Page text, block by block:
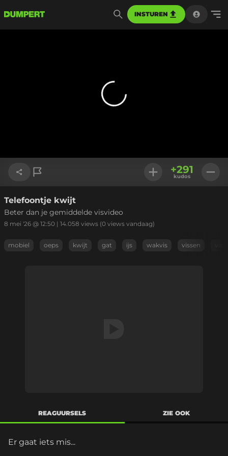
INSTUREN
Link kopiëren
+291
kudos
Telefoontje kwijt
Beter dan je gemiddelde visvideo
8 mei '26 @ 12:50 | 14.058 views (0 views vandaag)
mobiel oeps kwijt gat ijs wakvis vissen
REAGUURSELS ZIE OOK
Er gaat iets mis...